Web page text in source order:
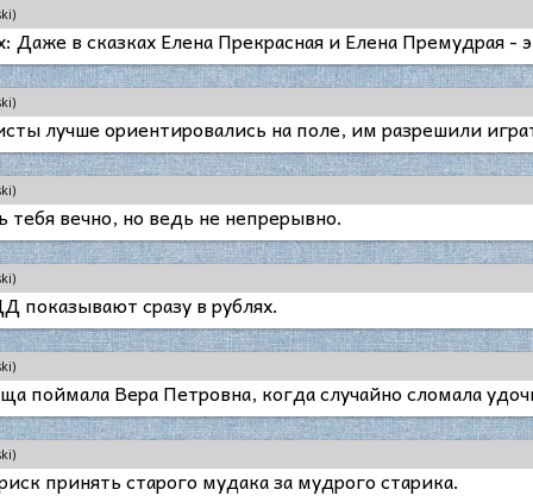
в сказках Елена Прекрасная и Елена Премудрая -
лучше ориентировались на поле, им разрешили
вечно, но ведь не непрерывно.
сразу в рублях.
поймала Вера Петровна, когда случайно сломала
принять старого мудака за мудрого старика.